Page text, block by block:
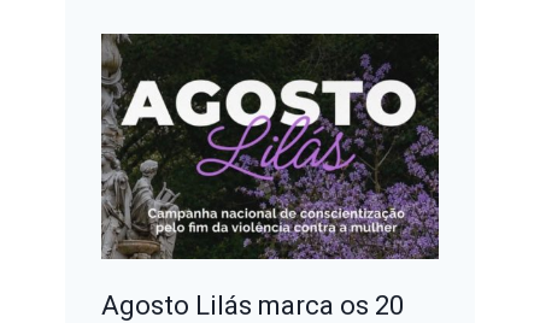
Agosto Lilás marca os 20